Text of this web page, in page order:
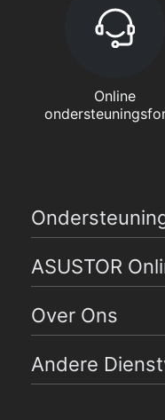
Online
ASUSTOR
Over Ons
Andere